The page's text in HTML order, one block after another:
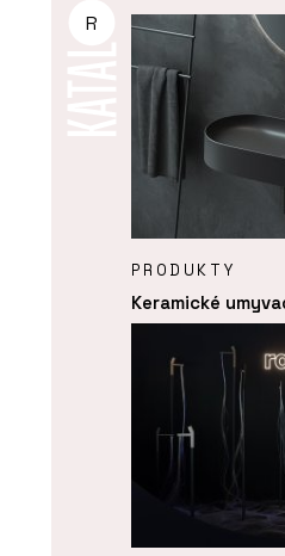
R
PRODUKTY
Keramické